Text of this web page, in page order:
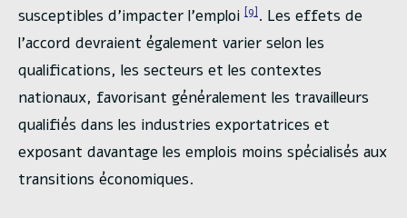
susceptibles d’impacter l’emploi [9]. Les effets de
l’accord devraient également varier selon les
qualifications, les secteurs et les contextes
nationaux, favorisant généralement les travailleurs
qualifiés dans les industries exportatrices et
exposant davantage les emplois moins spécialisés aux
transitions économiques.